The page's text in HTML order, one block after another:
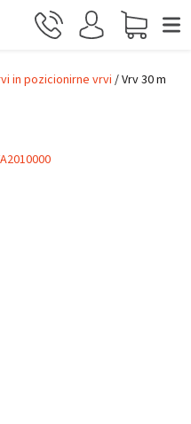
in pozicionirne vrvi/ Vrv 30 m